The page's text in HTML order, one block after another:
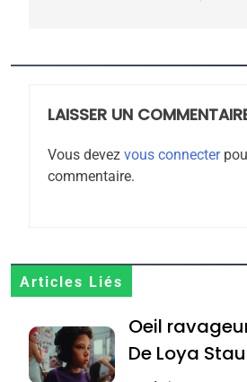
LAISSER UN
Vous devez vous connecter
commentaire.
Articles Liés
Oeil
De Loya
2025,
rapport
FRANCE ISRAÉL
6
Zrihen-
7
Jacques
JUDAISME